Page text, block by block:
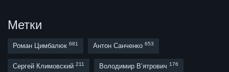
Метки
Роман Цимбалюк 681 Антон Санченко 653
Сергей Климовский 211 Володимир В’ятрович 176